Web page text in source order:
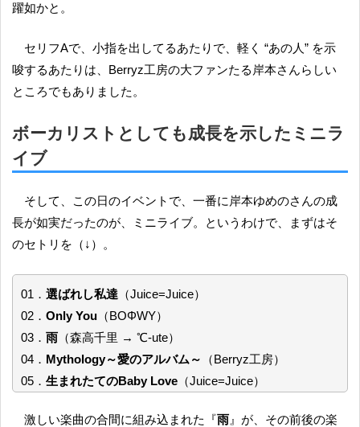
躍如かと。
セリフAで、小指を出してるあたりで、軽く “あの人” を示
唆するあたりは、Berryz工房の大ファンたる岸本さんらしい
ところでもありました。
ボーカリストとしても成長を示したミニラ
イブ
そして、この日のイベントで、一番に岸本ゆめのさんの成
長が如実だったのが、ミニライブ。というわけで、まずはそ
のセトリを（↓）。
01． 選ばれし私達 （Juice=Juice）
02． Only You （BOΦWY）
03． 雨 （森高千里 → ℃-ute）
04． Mythology～愛のアルバム～
（Berryz工房）
05． 生まれたてのBaby Love （Juice=Juice）
激しい楽曲の合間に組み込まれた『雨 』が、その前後の楽